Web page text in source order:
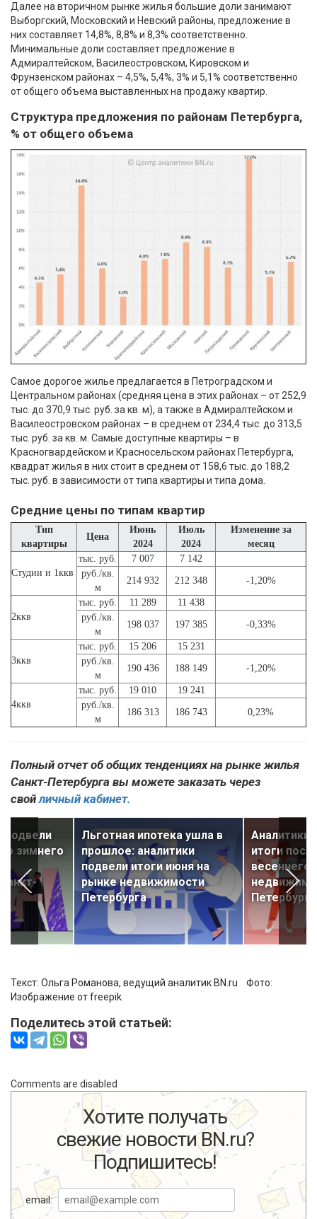
Далее на вторичном рынке жилья большие доли занимают
Выборгский, Московский и Невский районы, предложение в
них составляет 14,8%, 8,8% и 8,3% соответственно.
Минимальные доли составляет предложение в
Адмиралтейском, Василеостровском, Кировском и
Фрунзенском районах – 4,5%, 5,4%, 3% и 5,1% соответственно
от общего объема выставленных на продажу квартир.
Структура предложения по районам Петербурга,
% от общего объема
Самое дорогое жилье предлагается в Петроградском и
Центральном районах (средняя цена в этих районах – от 252,9
тыс. до 370,9 тыс. руб. за кв. м), а также в Адмиралтейском и
Василеостровском районах – в среднем от 234,4 тыс. до 313,5
тыс. руб. за кв. м. Самые доступные квартиры – в
Красногвардейском и Красносельском районах Петербурга,
квадрат жилья в них стоит в среднем от 158,6 тыс. до 188,2
тыс. руб. в зависимости от типа квартиры и типа дома.
Средние цены по типам квартир
Тип
квартиры
Цена
Июнь
2024
Июль
2024
Изменение за
месяц
Студии и 1ккв
тыс. руб. 7 007
7 142
руб./кв.
м
214 932 212 348 -1,20%
2ккв
тыс. руб. 11 289
11 438
руб./кв.
м
198 037 197 385 -0,33%
3ккв
тыс. руб. 15 206
15 231
руб./кв.
м
190 436 188 149 -1,20%
4ккв
тыс. руб. 19 010
19 241
руб./кв.
м
186 313 186 743 0,23%
Полный отчет об общих тенденциях на рынке жилья
Санкт-Петербурга вы можете заказать через
свойличный кабинет.
подвели
зимнего
Льготная ипотека ушла в
прошлое: аналитики
подвели итоги июня на
рынке недвижимости
Петербурга
Аналитики
итоги
весеннего
Петербурга
Текст: Ольга Романова, ведущий аналитик BN.ru Фото:
Изображение от freepik
Поделитесь этой статьей:
Comments are disabled
Хотите получать
свежие новости BN.ru?
Подпишитесь!
email: